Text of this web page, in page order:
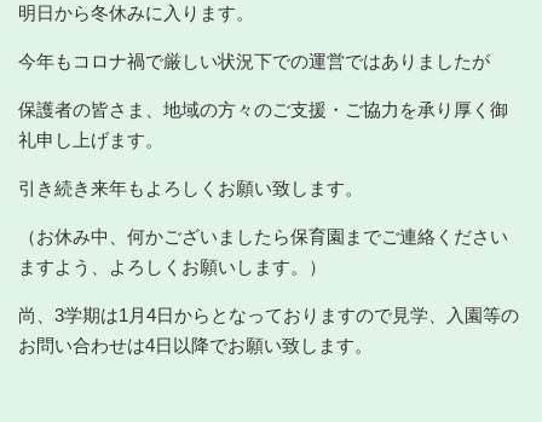
明日から冬休みに入ります。
今年もコロナ禍で厳しい状況下での運営ではありましたが
保護者の皆さま、地域の方々のご支援・ご協力を承り厚く御
礼申し上げます。
引き続き来年もよろしくお願い致します。
（お休み中、何かございましたら保育園までご連絡ください
ますよう、よろしくお願いします。）
尚、3学期は1月4日からとなっておりますので見学、入園等の
お問い合わせは4日以降でお願い致します。